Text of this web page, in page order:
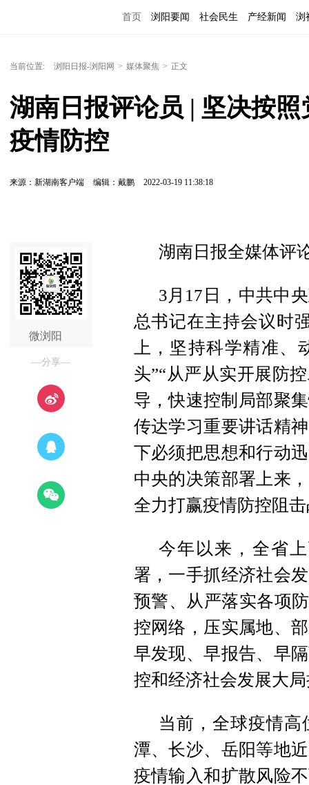
首页 浏阳要闻 社会民生 产经新闻 浏
当前位置: 浏阳日报-浏阳网 > 媒体聚焦 > 正文
湖南日报评论员 | 坚决按
疫情防控
来源：新湖南客户端 编辑：戴鹏 2022-03-19 11:38:18
微浏阳
—分享—
湖南日报全媒体评
3月17日，中共中
总书记在主持会议时
上，坚持科学精准
头”“从严从实开展防
导，快速控制局部聚
传达学习重要讲话精
下必须把思想和行动
中央的决策部署上来
全力打赢疫情防控阻
今年以来，全省
署，一手抓经济社会
预警、从严落实各项
控网络，压实属地、
早发现、早报告、早
控和经济社会发展大
当前，全球疫情
潭、长沙、岳阳等地
疫情输入和扩散风险